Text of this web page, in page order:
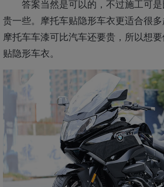
答案当然是可以的，不过施工可
贵一些。摩托车贴隐形车衣更适合很
摩托车车漆可比汽车还要贵，所以想
贴隐形车衣。